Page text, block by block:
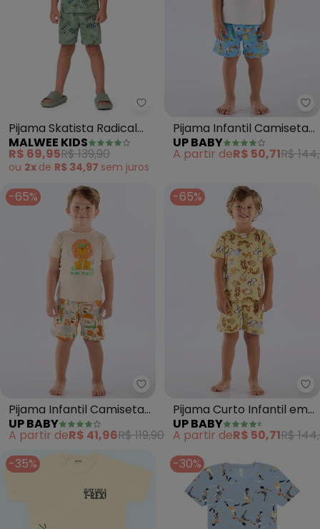
Malwee Kids - Pijama Skatista
Pijama Skatista Radical
que Brilha no Escuro
(Verd
MALWEE KIDS
R$ 69,95R$ 139,90
ou 2x de R$ 34,97 sem juros
Pijama Infantil Camiseta
e Bermuda (Branco)
UP BABY
A partir deR$ 50,71R$
-65%
Up Baby - Pijama Infantil
Pijama Infantil Camiseta
e Bermuda Up Baby Bege
UP BABY
A partir deR$ 41,96R$ 119,90
-65%
Pijama Curto Infantil em
Suedine (Verde)
UP BABY
A partir deR$ 50,71R$
-35%
-30%